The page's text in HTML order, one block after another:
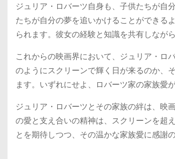
ジュリア・ロバーツ自身も、子供たちが自
たちが自分の夢を追いかけることができる
られます。彼女の経験と知識を共有しなが
これからの映画界において、ジュリア・ロ
のようにスクリーンで輝く日が来るのか、
ます。いずれにせよ、ロバーツ家の家族愛
ジュリア・ロバーツとその家族の絆は、映
の愛と支え合いの精神は、スクリーンを超
とを期待しつつ、その温かな家族愛に感謝